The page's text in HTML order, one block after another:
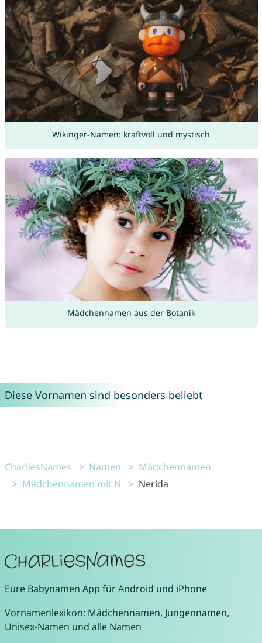
Wikinger-Namen: kraftvoll und mystisch
Mädchennamen aus der Botanik
Diese Vornamen sind besonders beliebt
CharliesNames Namen
Mädchennamen
Mädchennamen mit N
Nerida
Eure Babynamen App fürAndroid und iPhone
Vornamenlexikon: Mädchennamen, Jungennamen,
Unisex-Namen und alle Namen